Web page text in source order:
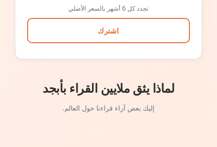
تجدد كل 6 أشهر بالسعر الأصلي
اشترك
لماذا يثق ملايين القراء بأبجد
إليك بعض آراء قراءنا حول العالم.